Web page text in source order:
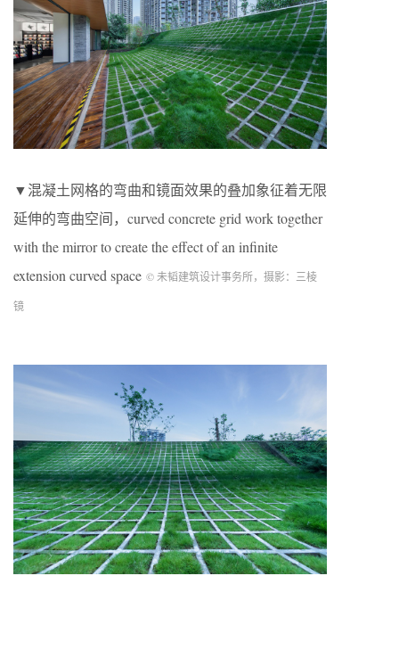
▼混凝土网格的弯曲和镜面效果的叠加象征着无限
延伸的弯曲空间，curved concrete grid work together
with the mirror to create the effect of an infinite
extension curved space © 未韬建筑设计事务所，摄影：三棱
镜